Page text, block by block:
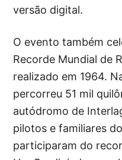
versão digital.
O evento também
Recorde Mundial de
realizado em 1964.
percorreu 51 mil
autódromo de
pilotos e familiares
participaram do